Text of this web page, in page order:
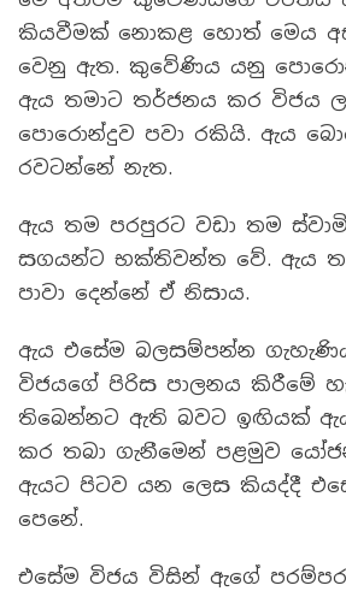
කියවීමක් නොකළ හොත් මෙය
වෙනු ඇත. කුවේණිය යනු
ඇය තමාට තර්ජනය කර විජය
පොරොන්දුව පවා රකියි. ඇය
රවටන්නේ නැත.
ඇය තම පරපුරට වඩා තම
සගයන්ට භක්තිවන්ත වේ. ඇය
පාවා දෙන්නේ ඒ නිසාය.
ඇය එසේම බලසම්පන්න
විජයගේ පිරිස පාලනය කිරීමේ
තිබෙන්නට ඇති බවට ඉඟියක්
කර තබා ගැනීමෙන් පළමුව
ඇයට පිටව යන ලෙස කියද්දී
පෙනේ.
එසේම විජය විසින් ඇගේ